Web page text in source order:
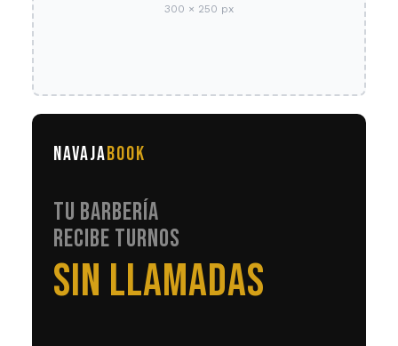
300 × 250 px
NAVAJABOOK
TU BARBERÍA
RECIBE TURNOS
EN AUTOMÁTICO